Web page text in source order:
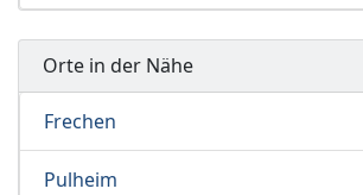
Orte in der Nähe
Frechen
Pulheim